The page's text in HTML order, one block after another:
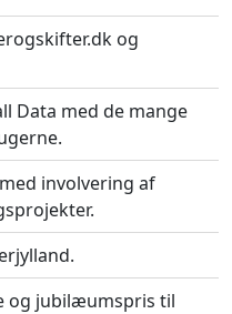
og
Data med de mange
involvering af
og jubilæumspris til